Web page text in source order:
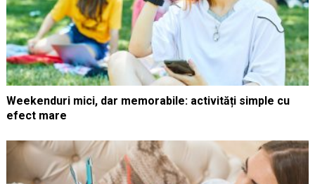
Weekenduri mici, dar memorabile: activități simple cu
efect mare